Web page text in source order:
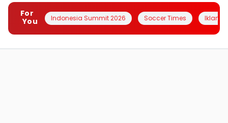
For
You
Indonesia Summit 2026 Soccer Times Iklanin